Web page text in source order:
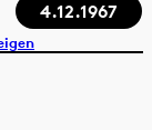
4.12.1967